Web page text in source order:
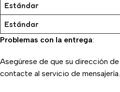
Estándar
Estándar
Problemas con la entrega:
Asegúrese de que su dirección
contacte al servicio de